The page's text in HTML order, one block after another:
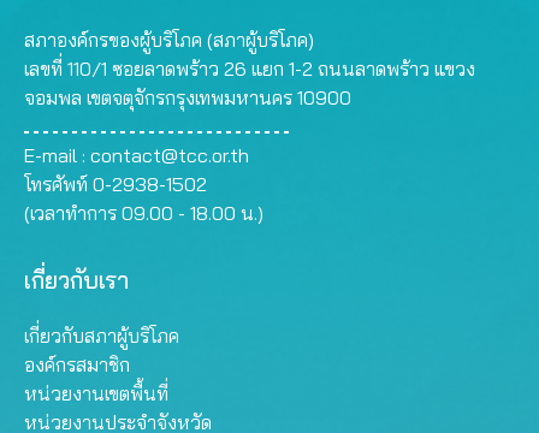
สภาองค์กรของผู้บริโภค (สภาผู้บริโภค)
เลขที่ 110/1 ซอยลาดพร้าว 26 แยก 1-2 ถนนลาดพร้าว แขวง
จอมพล เขตจตุจักรกรุงเทพมหานคร 10900
E-mail : contact@tcc.or.th
โทรศัพท์ 0-2938-1502
(เวลาทำการ 09.00 - 18.00 น.)
เกี่ยวกับเรา
เกี่ยวกับสภาผู้บริโภค
องค์กรสมาชิก
หน่วยงานเขตพื้นที่
หน่วยงานประจำจังหวัด